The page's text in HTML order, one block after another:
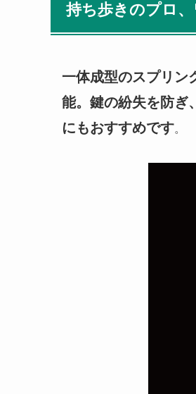
持ち歩きのプロ
一体成型のスプリン
能。鍵の紛失を防ぎ
にもおすすめです。